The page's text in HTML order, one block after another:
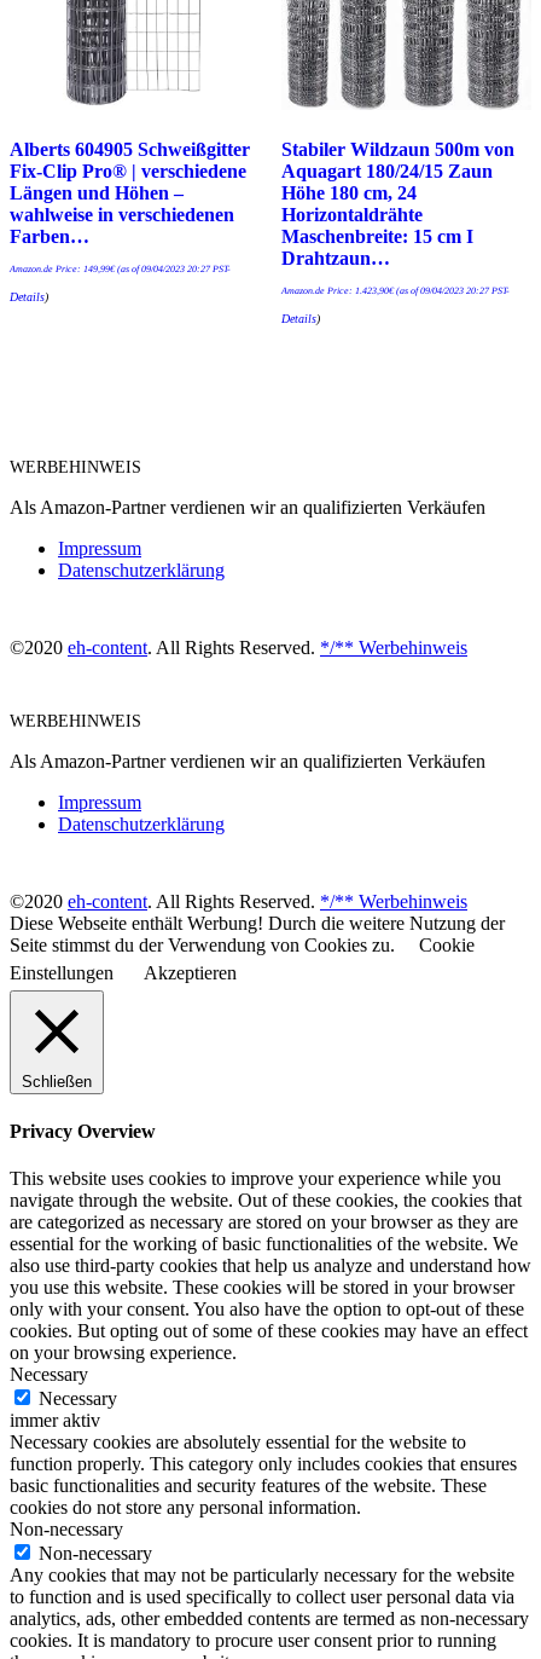
Alberts 604905 Schweißgitter
Fix-Clip Pro® | verschiedene
Längen und Höhen –
wahlweise in verschiedenen
Farben…
Amazon.de Price: 149,99€(as of 09/04/2023 20:27 PST-
Details)
Stabiler Wildzaun 500m von
Aquagart 180/24/15 Zaun
Höhe 180 cm, 24
Horizontaldrähte
Maschenbreite: 15 cm I
Drahtzaun…
Amazon.de Price: 1.423,90€(as of 09/04/2023 20:27 PST-
Details)
WERBEHINWEIS
Als Amazon-Partner verdienen wir an qualifizierten Verkäufen
Impressum
Datenschutzerklärung
©2020 eh-content. All Rights Reserved. */** Werbehinweis
WERBEHINWEIS
Als Amazon-Partner verdienen wir an qualifizierten Verkäufen
Impressum
Datenschutzerklärung
©2020 eh-content. All Rights Reserved. */** Werbehinweis
Diese Webseite enthält Werbung! Durch die weitere Nutzung der
Seite stimmst du der Verwendung von Cookies zu.
Cookie
Einstellungen
Akzeptieren
Schließen
Privacy Overview
This website uses cookies to improve your experience while you
navigate through the website. Out of these cookies, the cookies that
are categorized as necessary are stored on your browser as they are
essential for the working of basic functionalities of the website. We
also use third-party cookies that help us analyze and understand how
you use this website. These cookies will be stored in your browser
only with your consent. You also have the option to opt-out of these
cookies. But opting out of some of these cookies may have an effect
on your browsing experience.
Necessary
Necessary
immer aktiv
Necessary cookies are absolutely essential for the website to
function properly. This category only includes cookies that ensures
basic functionalities and security features of the website. These
cookies do not store any personal information.
Non-necessary
Non-necessary
Any cookies that may not be particularly necessary for the website
to function and is used specifically to collect user personal data via
analytics, ads, other embedded contents are termed as non-necessary
cookies. It is mandatory to procure user consent prior to running